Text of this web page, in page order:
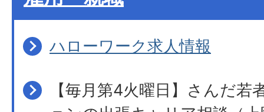
ハローワーク求人情報
【毎月第4火曜日】さんだ若